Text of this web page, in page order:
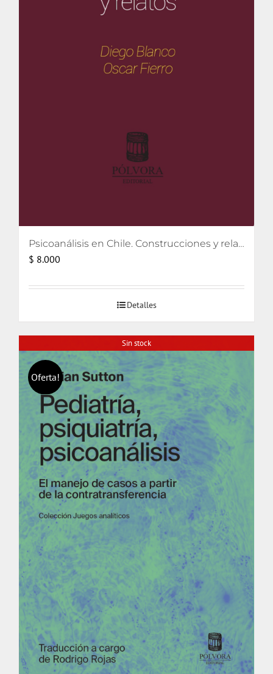
Psicoanálisis en Chile. Construcciones y relatos
$ 8.000
Detalles
Sin stock
Oferta!